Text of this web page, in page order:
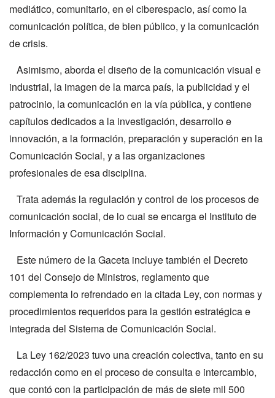
mediático, comunitario, en el ciberespacio, así como la
comunicación política, de bien público, y la comunicación
de crisis.
Asimismo, aborda el diseño de la comunicación visual e
industrial, la imagen de la marca país, la publicidad y el
patrocinio, la comunicación en la vía pública, y contiene
capítulos dedicados a la investigación, desarrollo e
innovación, a la formación, preparación y superación en la
Comunicación Social, y a las organizaciones
profesionales de esa disciplina.
Trata además la regulación y control de los procesos de
comunicación social, de lo cual se encarga el Instituto de
Información y Comunicación Social.
Este número de la Gaceta incluye también el Decreto
101 del Consejo de Ministros, reglamento que
complementa lo refrendado en la citada Ley, con normas y
procedimientos requeridos para la gestión estratégica e
integrada del Sistema de Comunicación Social.
La Ley 162/2023 tuvo una creación colectiva, tanto en su
redacción como en el proceso de consulta e intercambio,
que contó con la participación de más de siete mil 500